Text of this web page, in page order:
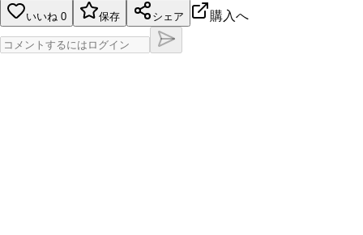
いいね 0 保存 シェア 購入へ